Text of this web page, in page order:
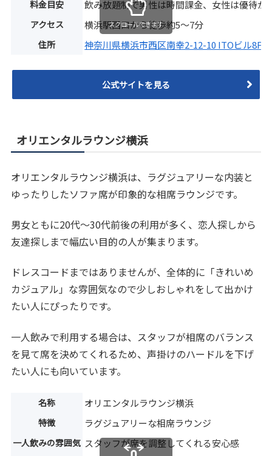
料金目安 飲み放題制で男性は時間課金、女性は優待が
アクセス 横浜駅西口から徒歩約5〜7分
住所 神奈川県横浜市西区南幸2-12-10 ITOビル8F
スクロールできます
公式サイトを見る
オリエンタルラウンジ横浜
オリエンタルラウンジ横浜は、ラグジュアリーな内装と
ゆったりしたソファ席が印象的な相席ラウンジです。
男女ともに20代〜30代前後の利用が多く、恋人探しから
友達探しまで幅広い目的の人が集まります。
ドレスコードまではありませんが、全体的に「きれいめ
カジュアル」な雰囲気なので少しおしゃれをして出かけ
たい人にぴったりです。
一人飲みで利用する場合は、スタッフが相席のバランス
を見て席を決めてくれるため、声掛けのハードルを下げ
たい人にも向いています。
名称 オリエンタルラウンジ横浜
特徴 ラグジュアリーな相席ラウンジ
一人飲みの雰囲気 スタッフが席を調整してくれる安心感